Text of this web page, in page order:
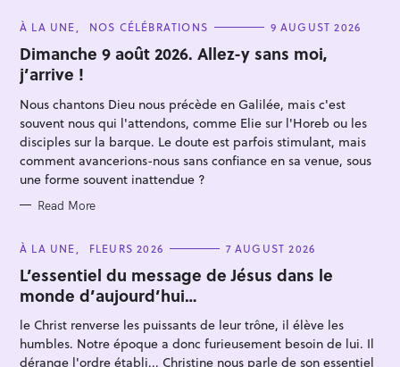
C
T
E
G
O
I
E
S
À LA UNE NOS CÉLÉBRATIONS 9 AUGUST 2026
Dimanche 9 août 2026. Allez-y sans moi,
j’arrive !
Nous chantons Dieu nous précède en Galilée, mais c'est
souvent nous qui l'attendons, comme Elie sur l'Horeb ou les
disciples sur la barque. Le doute est parfois stimulant, mais
comment avancerions-nous sans confiance en sa venue, sous
une forme souvent inattendue ?
Read More
C
T
E
G
O
R
I
E
S
À LA UNE FLEURS 2026 7 AUGUST 2026
L’essentiel du message de Jésus dans le
monde d’aujourd’hui…
le Christ renverse les puissants de leur trône, il élève les
humbles. Notre époque a donc furieusement besoin de lui. Il
dérange l'ordre établi... Christine nous parle de son essentiel